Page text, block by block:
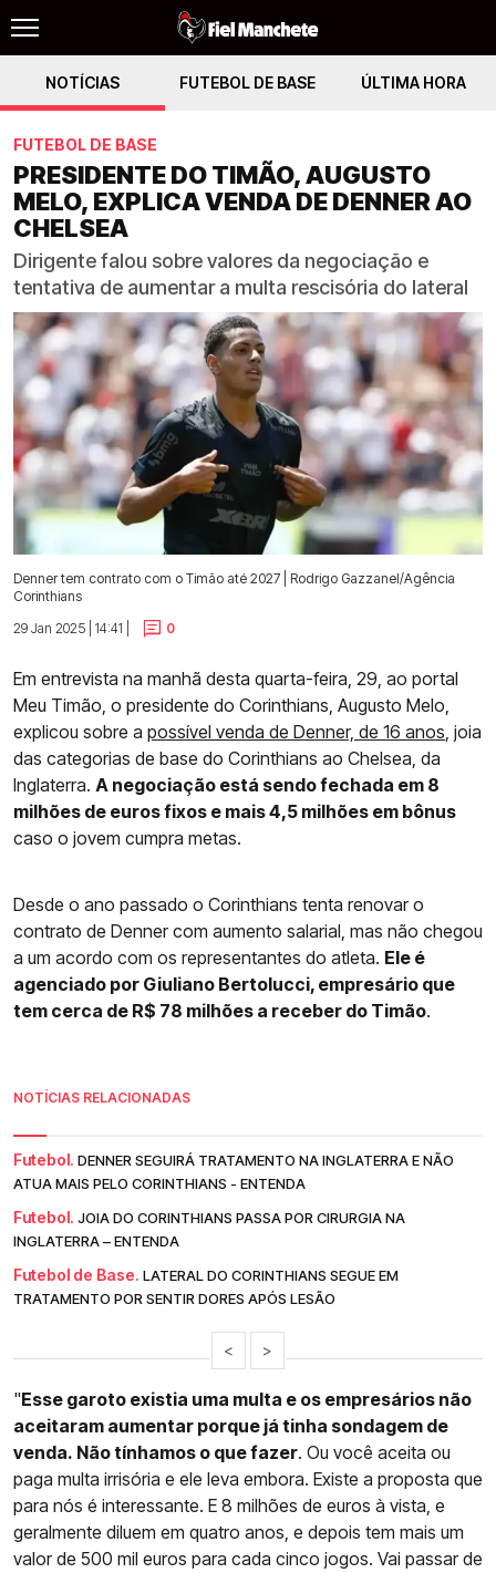
NOTÍCIAS FUTEBOL DE BASE ÚLTIMA HORA
FUTEBOL DE BASE
PRESIDENTE DO TIMÃO, AUGUSTO
MELO, EXPLICA VENDA DE DENNER AO
CHELSEA
Dirigente falou sobre valores da negociação e
tentativa de aumentar a multa rescisória do lateral
Denner tem contrato com o Timão até 2027 | Rodrigo Gazzanel/Agência
Corinthians
29 Jan 2025 | 14:41 |
0
Em entrevista na manhã desta quarta-feira, 29, ao portal
Meu Timão, o presidente do Corinthians, Augusto Melo,
explicou sobre a possível venda de Denner, de 16 anos, joia
das categorias de base do Corinthians ao Chelsea, da
Inglaterra. A negociação está sendo fechada em 8
milhões de euros fixos e mais 4,5 milhões em bônus
caso o jovem cumpra metas.
Desde o ano passado o Corinthians tenta renovar o
contrato de Denner com aumento salarial, mas não chegou
a um acordo com os representantes do atleta. Ele é
agenciado por Giuliano Bertolucci, empresário que
tem cerca de R$ 78 milhões a receber do Timão.
NOTÍCIAS RELACIONADAS
Futebol. DENNER SEGUIRÁ TRATAMENTO NA INGLATERRA E NÃO
ATUA MAIS PELO CORINTHIANS - ENTENDA
Futebol. JOIA DO CORINTHIANS PASSA POR CIRURGIA NA
INGLATERRA – ENTENDA
Futebol de Base. LATERAL DO CORINTHIANS SEGUE EM
TRATAMENTO POR SENTIR DORES APÓS LESÃO
< >
"Esse garoto existia uma multa e os empresários não
aceitaram aumentar porque já tinha sondagem de
venda. Não tínhamos o que fazer. Ou você aceita ou
paga multa irrisória e ele leva embora. Existe a proposta que
para nós é interessante. E 8 milhões de euros à vista, e
geralmente diluem em quatro anos, e depois tem mais um
valor de 500 mil euros para cada cinco jogos. Vai passar de